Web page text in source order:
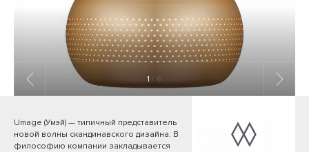
1 / 6
Umage (Умэй) — типичный представитель
новой волны скандинавского дизайна. В
философию компании закладывается